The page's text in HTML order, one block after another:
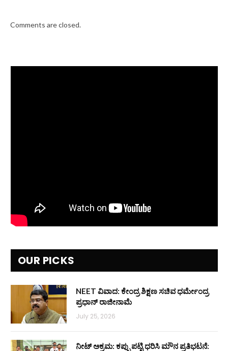
Comments are closed.
OUR PICKS
NEET ವಿವಾದ: ಕೇಂದ್ರ ಶಿಕ್ಷಣ ಸಚಿವ ಧರ್ಮೇಂದ್ರ
ಪ್ರಧಾನ್ ರಾಜೀನಾಮೆ
July 25, 2026
ನೀಟ್ ಅಕ್ರಮ: ಕಪ್ಪು ಪಟ್ಟಿ ಧರಿಸಿ ಮೌನ ಪ್ರತಿಭಟನೆ: